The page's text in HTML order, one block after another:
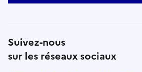
Suivez-nous
sur les réseaux sociaux